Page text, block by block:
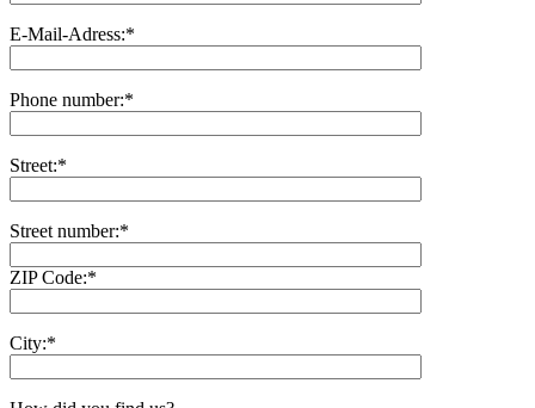
E-Mail-Adress:*
Phone number:*
Street:*
Street number:*
ZIP Code:*
City:*